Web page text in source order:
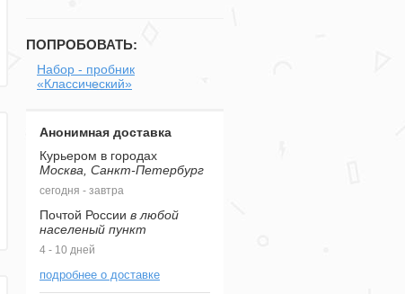
ПОПРОБОВАТЬ:
Набор - пробник
«Классический»
Анонимная доставка
Курьером в городах
Москва, Санкт-Петербург
сегодня - завтра
Почтой России в любой
населеный пункт
4 - 10 дней
подробнее о доставке